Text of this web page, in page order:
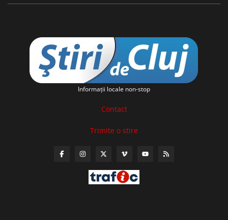
Informaţii locale non-stop
Contact
Trimite o stire